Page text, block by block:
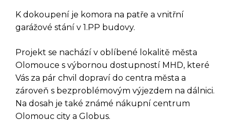
K dokoupení je komora na patře a vnitřní
garážové stání v 1.PP budovy.
Projekt se nachází v oblíbené lokalitě města
Olomouce s výbornou dostupností MHD, které
Vás za pár chvil dopraví do centra města a
zároveň s bezproblémovým výjezdem na dálnici.
Na dosah je také známé nákupní centrum
Olomouc city a Globus.
DOTAZ K TÉTO
NEMOVITOSTI